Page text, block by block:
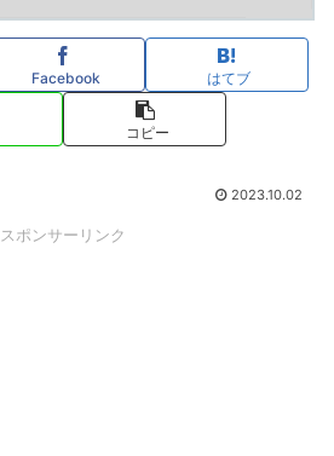
Facebook はてブ
コピー
2023.10.02
スポンサーリンク